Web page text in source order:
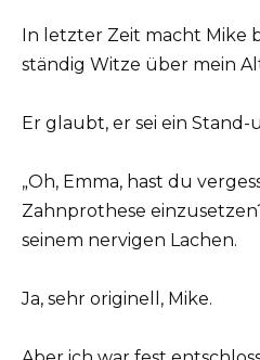
In letzter Zeit macht Mike
ständig Witze über mein
Er glaubt, er sei ein Stand-
„Oh, Emma, hast du
Zahnprothese
seinem nervigen Lachen.
Ja, sehr originell, Mike.